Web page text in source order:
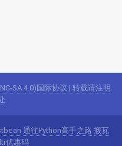
SA 4.0)国际协议 | 转载请注明
通往Python高手之路 搬瓦
优惠码